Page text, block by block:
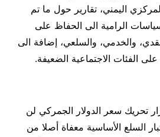
اليمني، تقارير حول ما تم
الرامية الى الحفاظ على
والخدمي، والسلعي، إضافة الى
الفئات الاجتماعية الضعيفة.
تحريك سعر الدولار الجمركي لن
السلع الأساسية معفاة أصلا من